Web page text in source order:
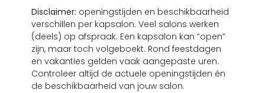
Disclaimer: openingstijden en beschikbaarheid
verschillen per kapsalon. Veel salons werken
(deels) op afspraak. Een kapsalon kan “open”
zijn, maar toch volgeboekt. Rond feestdagen
en vakanties gelden vaak aangepaste uren.
Controleer altijd de actuele openingstijden én
de beschikbaarheid van jouw salon.